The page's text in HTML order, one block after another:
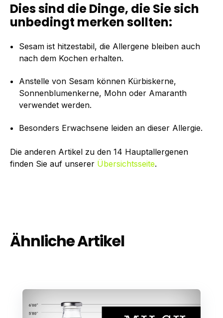
Dies sind die Dinge, die Sie sich
unbedingt merken sollten:
Sesam ist hitzestabil, die Allergene bleiben auch
nach dem Kochen erhalten.
Anstelle von Sesam können Kürbiskerne,
Sonnenblumenkerne, Mohn oder Amaranth
verwendet werden.
Besonders Erwachsene leiden an dieser Allergie.
Die anderen Artikel zu den 14 Hauptallergenen
finden Sie auf unserer Übersichtsseite.
Ähnliche Artikel